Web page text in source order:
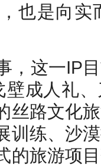
也是向
，这一IP
壁成人礼
丝路文化
训练、沙
的旅游项